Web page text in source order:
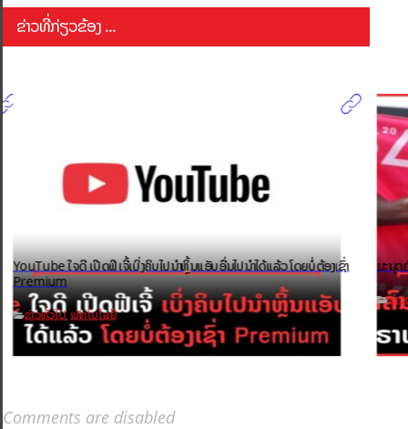
ຂ່າວທີ່ກ່ຽວຂ້ອງ ...
YouTube ໃຈດີ ເປີດຟີເຈີ້ເບິ່ງຄິບໄປນຳຫຼິ້ນແອັບອື່ນໄປນຳໄດ້ແລ້ວ ໂດຍບໍ່ຕ້ອງເຊົ່າ
Premium
ຂ່າວທົ່ວໄປ, ເທັກໂນໂລຢີ
ມະນຸດ
ຂ່າວ
Comments are disabled